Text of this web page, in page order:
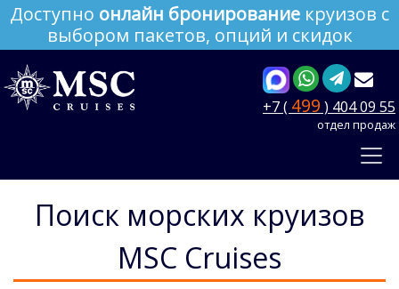
Доступно онлайн бронирование круизов с
выбором пакетов, опций и скидок
+7 ( 499 ) 404 09 55
отдел продаж
Поиск морских круизов
MSC Cruises